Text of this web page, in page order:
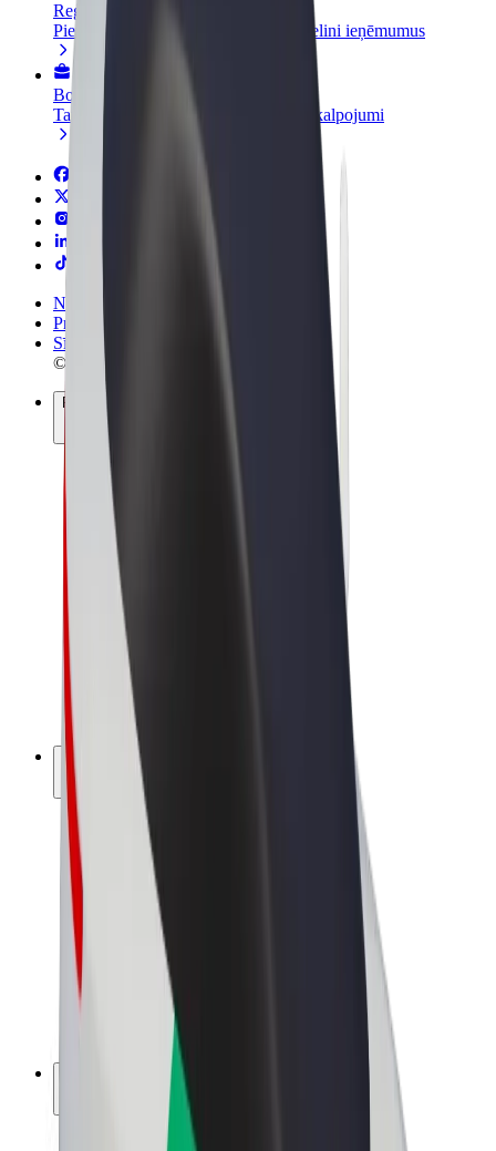
Reģistrējies kā autoparka īpašnieks
Pievieno savu autoparku Bolt un palielini ieņēmumus
Bolt for Business
Tavam uzņēmumam pielāgoti Bolt pakalpojumi
Noteikumi un nosacījumi
Privātuma politika
Sīkdatnes
© 2026 Bolt Technology OÜ
Pakalpojumi
Braucieni
Skrejriteņi
Bolt Market
Bolt Food
Bolt Drive
Bolt for Business
E-velosipēdi
Bolt Plus
Gūsti ieņēmumus ar Bolt
Autovadītāji
Autovadītāja ieņēmumi
Kurjerpartnera ieņēmumi
Bolt Food tirgotāji
Reģistrē autoparku